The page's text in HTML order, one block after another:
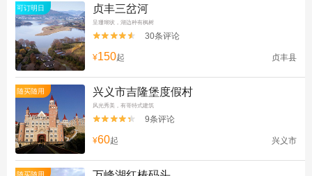
可订明日 贞丰三岔河
呈珊瑚状，湖边种有枫树

 30条评论
¥150起 贞丰县
随买随用 兴义市吉隆堡度假村
风光秀美，有哥特式建筑

 9条评论
¥60起 兴义市
随买随用